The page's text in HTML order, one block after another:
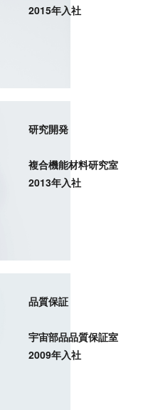
2015年入社
研究開発
複合機能材料研究室
2013年入社
品質保証
宇宙部品品質保証室
2009年入社